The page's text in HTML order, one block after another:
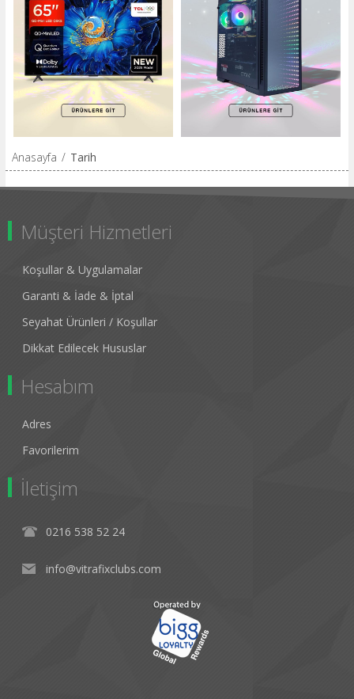
Anasayfa / Tarih
Müşteri Hizmetleri
Koşullar & Uygulamalar
Garanti & İade & İptal
Seyahat Ürünleri / Koşullar
Dikkat Edilecek Hususlar
Hesabım
Adres
Favorilerim
İletişim
0216 538 52 24
info@vitrafixclubs.com